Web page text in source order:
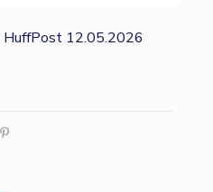
HuffPost 12.05.2026